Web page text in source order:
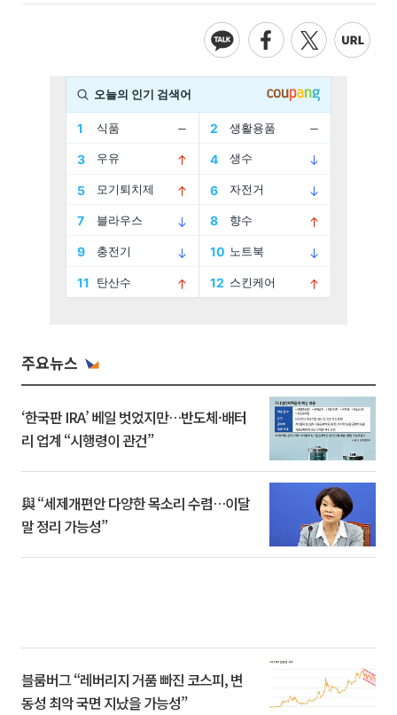
주요뉴스
‘한국판 IRA’ 베일 벗었지만…반도체·배터
리 업계 “시행령이 관건”
與 “세제개편안 다양한 목소리 수렴…이달
말 정리 가능성”
블룸버그 “레버리지 거품 빠진 코스피, 변
동성 최악 국면 지났을 가능성”